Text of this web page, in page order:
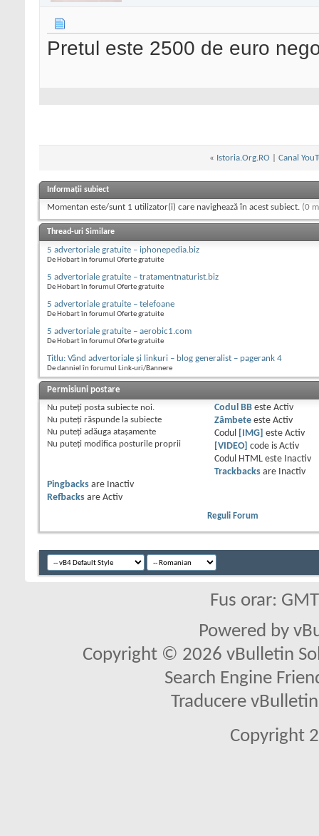
Pretul este 2500 de euro
« Istoria.Org.RO Canal
Informații subiect
Momentan este/sunt 1 utilizator(i) care navighează în acest subiect. (0
Thread-uri Similare
5 advertoriale gratuite – iphonepedia.biz
De Hobart în forumul Oferte gratuite
5 advertoriale gratuite – tratamentnaturist.biz
De Hobart în forumul Oferte gratuite
5 advertoriale gratuite – telefoane
De Hobart în forumul Oferte gratuite
5 advertoriale gratuite – aerobic1.com
De Hobart în forumul Oferte gratuite
Titlu: Vând advertoriale și linkuri – blog generalist – pagerank 4
De danniel în forumul Link-uri/Bannere
Permisiuni postare
Nu puteţi posta subiecte noi.
Nu puteţi răspunde la subiecte
Nu puteţi adăuga ataşamente
Nu puteţi modifica posturile proprii
Codul BBeste Activ
Zâmbeteeste Activ
Codul
[IMG] este Activ
[VIDEO]
code is Activ
Codul HTML este
Inactiv
Trackbacksare
Inactiv
Pingbacks are
Inactiv
Refbacks are Activ
Reguli Forum
Fus orar:
Powered by
Copyright © 2026 vBulletin
Search Engine
Traducere
Copyright